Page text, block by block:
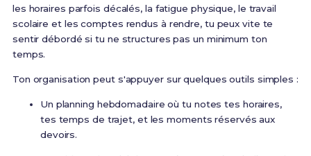
les horaires parfois décalés, la fatigue physique, le travail
scolaire et les comptes rendus à rendre, tu peux vite te
sentir débordé si tu ne structures pas un minimum ton
temps.
Ton organisation peut s'appuyer sur quelques outils simples :
Un planning hebdomadaire où tu notes tes horaires,
tes temps de trajet, et les moments réservés aux
devoirs.